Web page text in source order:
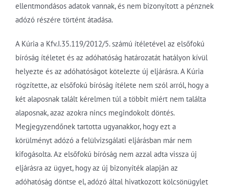
ellentmondásos adatok vannak, és nem bizonyított a pénznek
adózó részére történt átadása.
A Kúria a Kfv.I.35.119/2012/5. számú ítéletével az elsőfokú
bíróság ítéletet és az adóhatóság határozatát hatályon kívül
helyezte és az adóhatóságot kötelezte új eljárásra. A Kúria
rögzítette, az elsőfokú bíróság ítélete nem szól arról, hogy a
két alaposnak talált kérelmen túl a többit miért nem találta
alaposnak, azaz azokra nincs megindokolt döntés.
Megjegyzendőnek tartotta ugyanakkor, hogy ezt a
körülményt adózó a felülvizsgálati eljárásban már nem
kifogásolta. Az elsőfokú bíróság nem azzal adta vissza új
eljárásra az ügyet, hogy az új bizonyíték alapján az
adóhatóság döntse el, adózó által hivatkozott kölcsönügylet